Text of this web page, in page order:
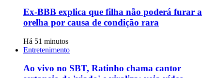
Ex-BBB explica que filha não poderá furar a
orelha por causa de condição rara
Há 51 minutos
Entretenimento
Ao vivo no SBT, Ratinho chama cantor